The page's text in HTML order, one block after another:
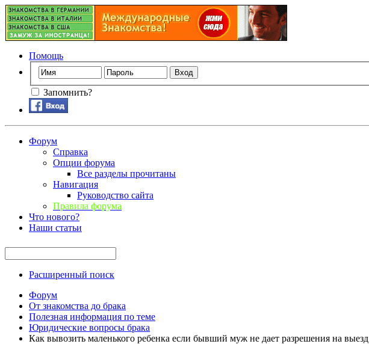
Помощь
Запомнить?
Форум
Справка
Опции форума
Все разделы прочитаны
Навигация
Руководство сайта
Правила форума
Что нового?
Наши статьи
Расширенный поиск
Форум
От знакомства до брака
Полезная информация по теме
Юридические вопросы брака
Как вывозить маленького ребенка если бывший муж не дает разрешения на выезд